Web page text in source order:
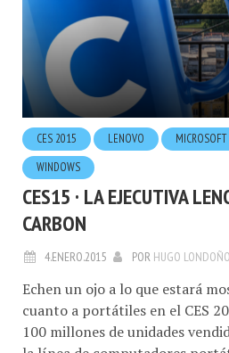
CES 2015 LENOVO MICROSOFT
WINDOWS
CES15 · LA EJECUTIVA
CARBON
4.ENERO.2015 POR HUGO LONDOÑO
Echen un ojo a lo que estará
cuanto a portátiles en el CES
100 millones de unidades